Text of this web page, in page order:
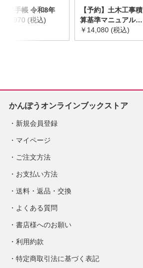
災害手帳 令和8年
￥2,970 (税込)
【予約】土木工事積
算基準マニュアル
令和8年度版
※2026年8月下旬発
￥14,080 (税込)
かんぽうオンラインブックストア
新規会員登録
マイページ
ご注文方法
お支払い方法
送料・返品・交換
よくある質問
書店様へのお願い
利用約款
特定商取引法に基づく表記